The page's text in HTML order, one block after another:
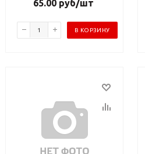
65.00 руб/шт
В КОРЗИНУ